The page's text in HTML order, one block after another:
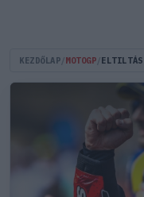
KEZDŐLAP MOTOGP